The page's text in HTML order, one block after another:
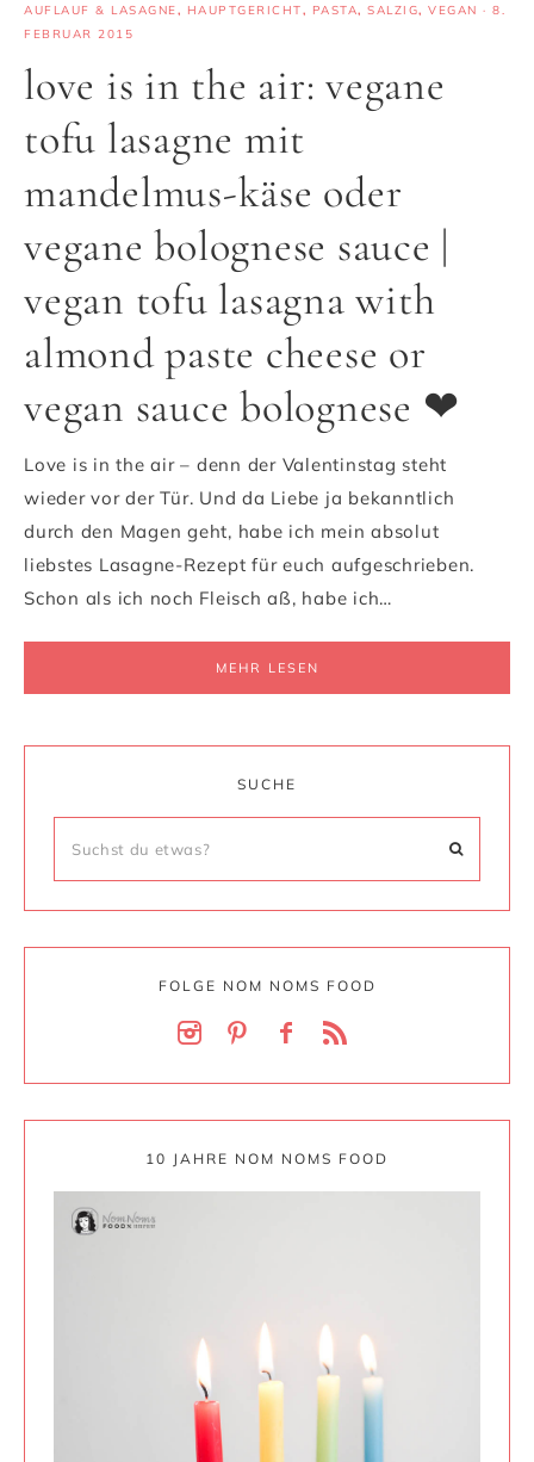
AUFLAUF & LASAGNE, HAUPTGERICHT, PASTA, SALZIG, VEGAN · 8.
FEBRUAR 2015
love is in the air: vegane
tofu lasagne mit
mandelmus-käse oder
vegane bolognese sauce |
vegan tofu lasagna with
almond paste cheese or
vegan sauce bolognese ❤
Love is in the air – denn der Valentinstag steht
wieder vor der Tür. Und da Liebe ja bekanntlich
durch den Magen geht, habe ich mein absolut
liebstes Lasagne-Rezept für euch aufgeschrieben.
Schon als ich noch Fleisch aß, habe ich…
MEHR LESEN
SUCHE
FOLGE NOM NOMS FOOD
10 JAHRE NOM NOMS FOOD